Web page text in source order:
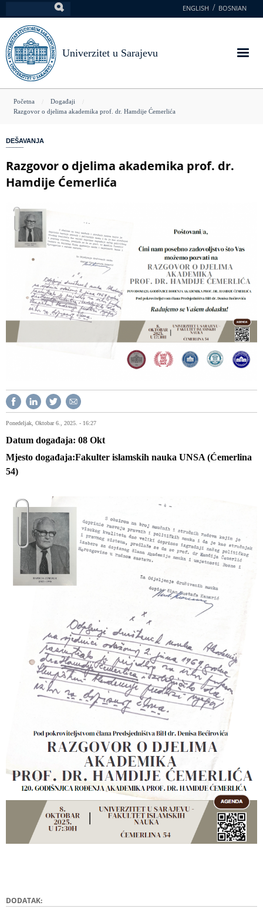
na
glavni
sadržaj
ENGLISH BOSNIAN
Univerzitet u Sarajevu
You
here
Početna
Događaji
Razgovor o djelima akademika prof. dr. Hamdije Ćemerlića
DEŠAVANJA
Razgovor o djelima akademika prof. dr.
Hamdije Ćemerlića
Ponedeljak, Oktobar 6., 2025. - 16:27
Datum događaja 08 Okt
Mjesto događaja Fakulter islamskih nauka UNSA (Ćemerlina
54)
DODATAK